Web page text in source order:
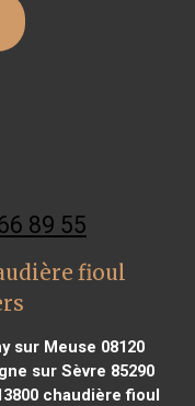
89 55
fioul
sur Meuse 08120
sur Sèvre 85290
chaudière fioul